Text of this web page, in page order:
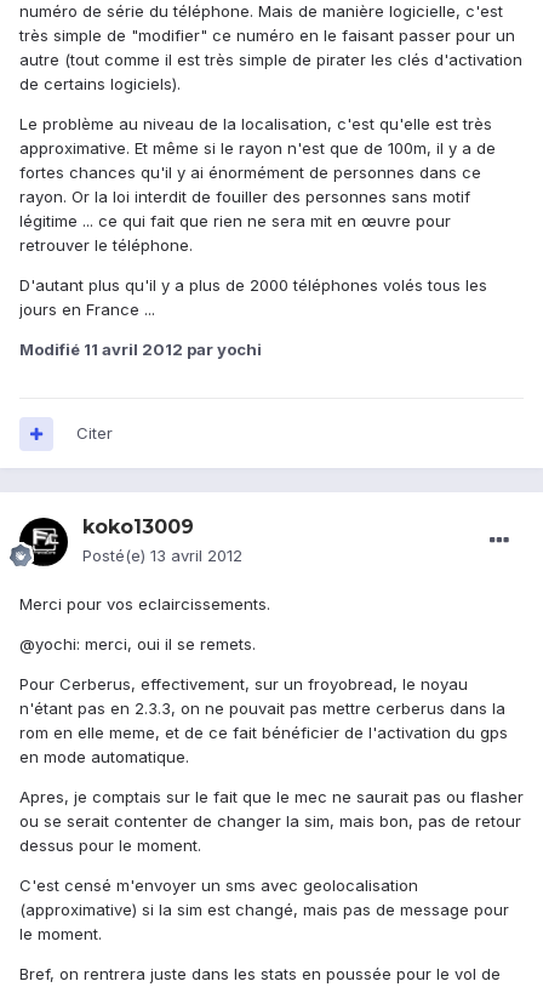
numéro de série du téléphone. Mais de manière logicielle, c'est
très simple de "modifier" ce numéro en le faisant passer pour un
autre (tout comme il est très simple de pirater les clés d'activation
de certains logiciels).
Le problème au niveau de la localisation, c'est qu'elle est très
approximative. Et même si le rayon n'est que de 100m, il y a de
fortes chances qu'il y ai énormément de personnes dans ce
rayon. Or la loi interdit de fouiller des personnes sans motif
légitime ... ce qui fait que rien ne sera mit en œuvre pour
retrouver le téléphone.
D'autant plus qu'il y a plus de 2000 téléphones volés tous les
jours en France ...
Modifié 11 avril 2012 par yochi
Citer
koko13009
Posté(e) 13 avril 2012
Merci pour vos eclaircissements.
@yochi: merci, oui il se remets.
Pour Cerberus, effectivement, sur un froyobread, le noyau
n'étant pas en 2.3.3, on ne pouvait pas mettre cerberus dans la
rom en elle meme, et de ce fait bénéficier de l'activation du gps
en mode automatique.
Apres, je comptais sur le fait que le mec ne saurait pas ou flasher
ou se serait contenter de changer la sim, mais bon, pas de retour
dessus pour le moment.
C'est censé m'envoyer un sms avec geolocalisation
(approximative) si la sim est changé, mais pas de message pour
le moment.
Bref, on rentrera juste dans les stats en poussée pour le vol de